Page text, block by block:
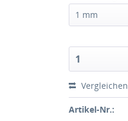
Vergleichen
Artikel-Nr.: